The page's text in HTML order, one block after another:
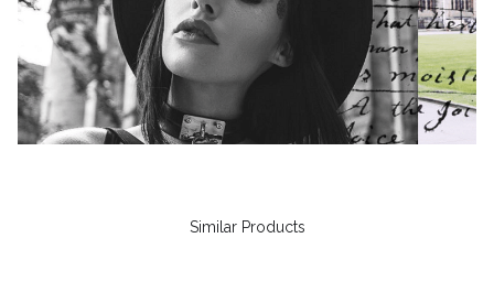
Similar Products